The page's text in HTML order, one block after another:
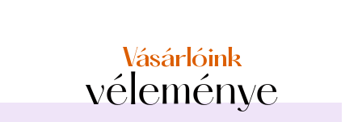
Vásárlóink
véleménye